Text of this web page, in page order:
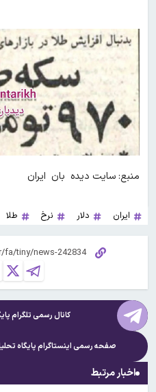
منبع: سایت دیده بان ایران
ایران دلار نرخ طلا
کانال رسمی تلگرام
صفحه رسمی اینستاگرام پایگاه
اخبار مرتبط